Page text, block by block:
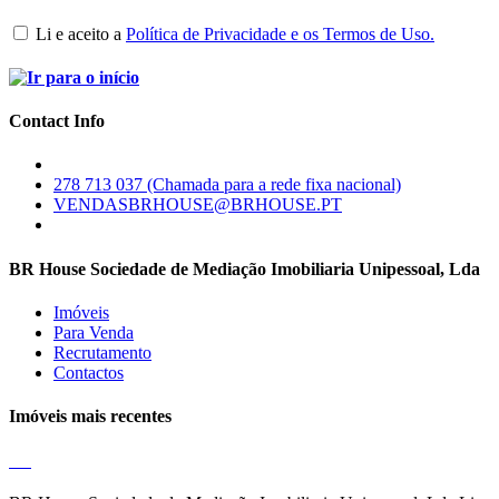
Li e aceito a Política de Privacidade e os Termos de Uso.
Contact Info
278 713 037 (Chamada para a rede fixa nacional)
VENDASBRHOUSE@BRHOUSE.PT
BR House Sociedade de Mediação Imobiliaria Unipessoal, Lda
Imóveis
Para Venda
Recrutamento
Contactos
Imóveis mais recentes